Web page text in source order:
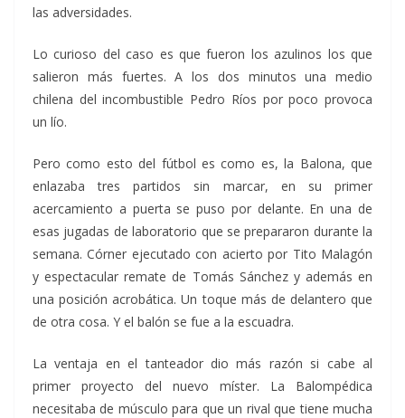
las adversidades.
Lo curioso del caso es que fueron los azulinos los que
salieron más fuertes. A los dos minutos una medio
chilena del incombustible Pedro Ríos por poco provoca
un lío.
Pero como esto del fútbol es como es, la Balona, que
enlazaba tres partidos sin marcar, en su primer
acercamiento a puerta se puso por delante. En una de
esas jugadas de laboratorio que se prepararon durante la
semana. Córner ejecutado con acierto por Tito Malagón
y espectacular remate de Tomás Sánchez y además en
una posición acrobática. Un toque más de delantero que
de otra cosa. Y el balón se fue a la escuadra.
La ventaja en el tanteador dio más razón si cabe al
primer proyecto del nuevo míster. La Balompédica
necesitaba de músculo para que un rival que tiene mucha